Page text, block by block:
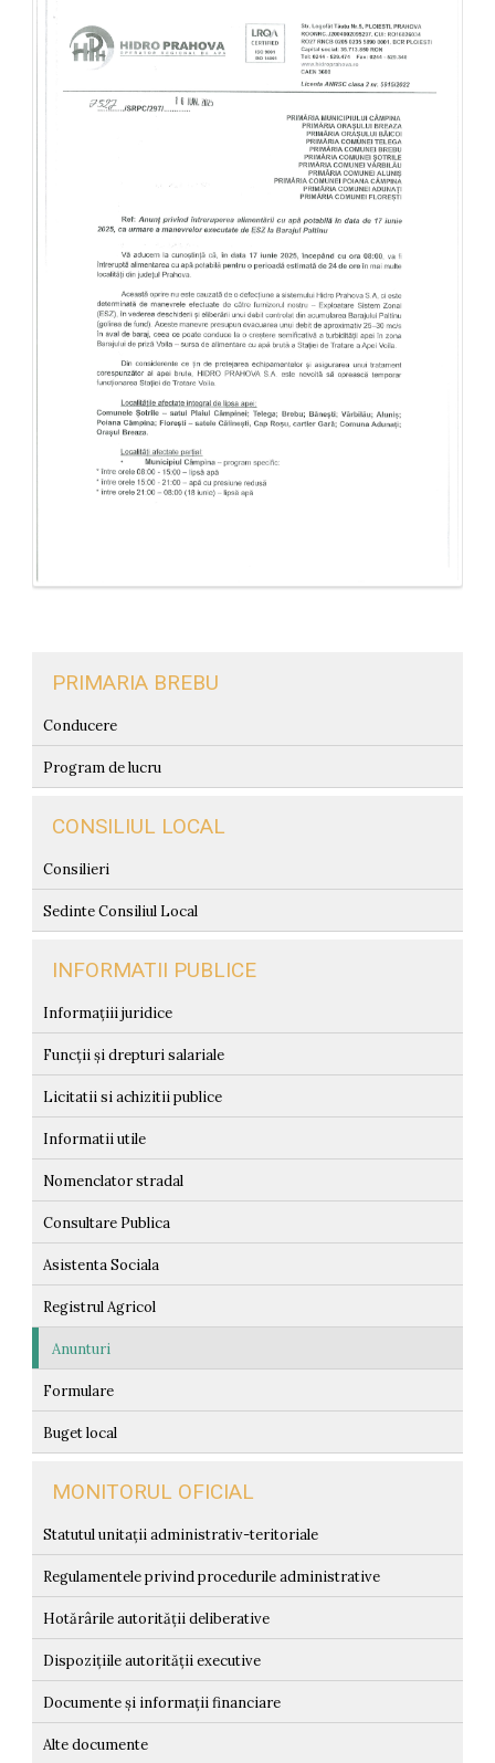
PRIMARIA BREBU
Conducere
Program de lucru
CONSILIUL LOCAL
Consilieri
Sedinte Consiliul Local
INFORMATII PUBLICE
Informațiii juridice
Funcții și drepturi salariale
Licitatii si achizitii publice
Informatii utile
Nomenclator stradal
Consultare Publica
Asistenta Sociala
Registrul Agricol
Anunturi
Formulare
Buget local
MONITORUL OFICIAL
Statutul unitații administrativ-teritoriale
Regulamentele privind procedurile administrative
Hotărârile autorității deliberative
Dispozițiile autorității executive
Documente și informații financiare
Alte documente